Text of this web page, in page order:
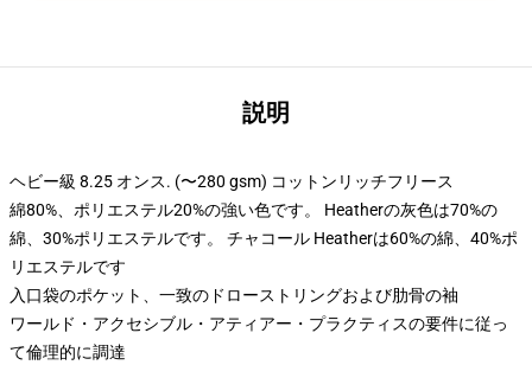
説明
ヘビー級 8.25 オンス. (〜280 gsm) コットンリッチフリース
綿80%、ポリエステル20%の強い色です。 Heatherの灰色は70%の
綿、30%ポリエステルです。 チャコール Heatherは60%の綿、40%ポ
リエステルです
入口袋のポケット、一致のドローストリングおよび肋骨の袖
ワールド・アクセシブル・アティアー・プラクティスの要件に従っ
て倫理的に調達